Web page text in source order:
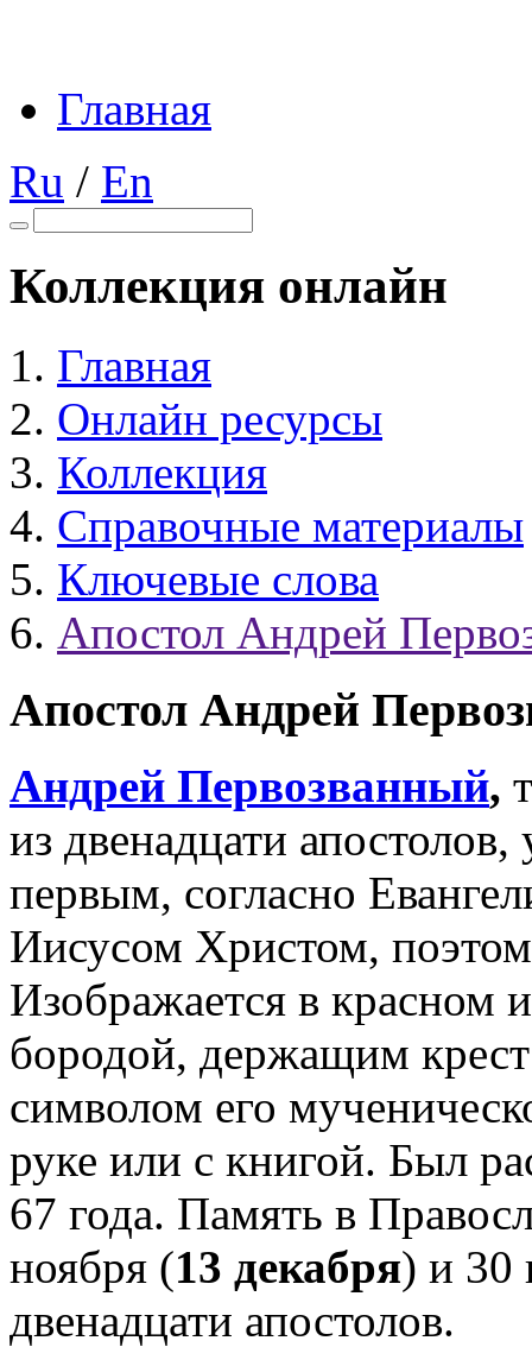
Главная
Ru / En
Коллекция онлайн
Главная
Онлайн ресурсы
Коллекция
Справочные материалы
Ключевые слова
Апостол Андрей
Апостол Андрей
Андрей Первозванный,
из двенадцати
первым, согласно
Иисусом Христом,
Изображается в красном
бородой, держащим
символом его
руке или с книгой. Был
67 года. Память в
ноября (13 декабря) и 30
двенадцати апостолов.